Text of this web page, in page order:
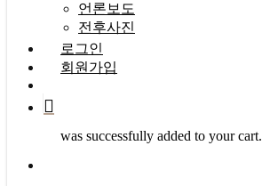
언론보도
전후사진
로그인
회원가입
was successfully added to your cart.